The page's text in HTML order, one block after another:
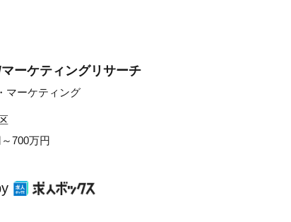
ーケティングリサーチ
マーケティング
700万円